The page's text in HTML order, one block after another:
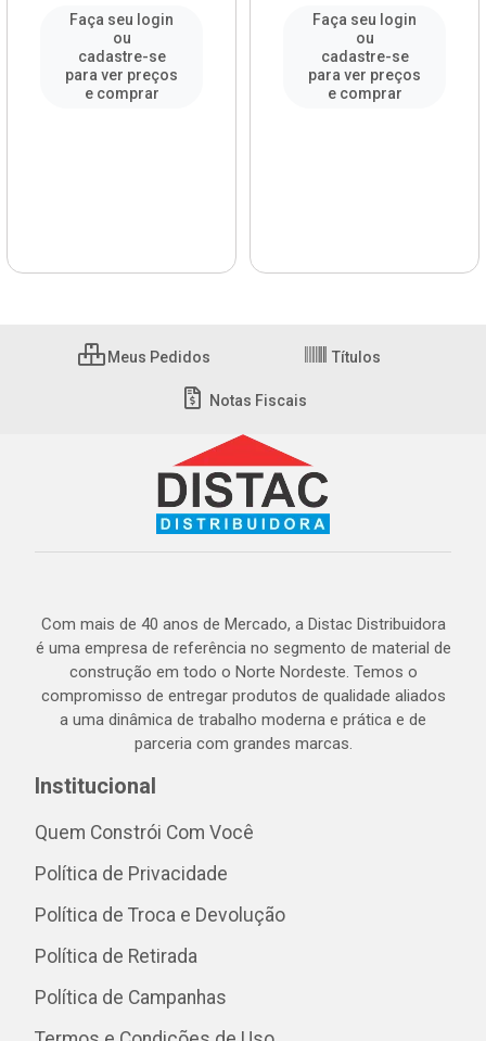
Faça seu login
ou
cadastre-se
para ver preços
e comprar
Faça seu login
ou
cadastre-se
para ver preços
e comprar
Meus Pedidos Títulos
Notas Fiscais
Com mais de 40 anos de Mercado, a Distac Distribuidora
é uma empresa de referência no segmento de material de
construção em todo o Norte Nordeste. Temos o
compromisso de entregar produtos de qualidade aliados
a uma dinâmica de trabalho moderna e prática e de
parceria com grandes marcas.
Institucional
Quem Constrói Com Você
Política de Privacidade
Política de Troca e Devolução
Política de Retirada
Política de Campanhas